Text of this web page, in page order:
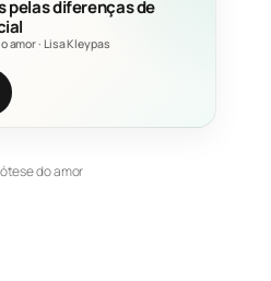
pelas diferenças de
amor· Lisa Kleypas
do amor